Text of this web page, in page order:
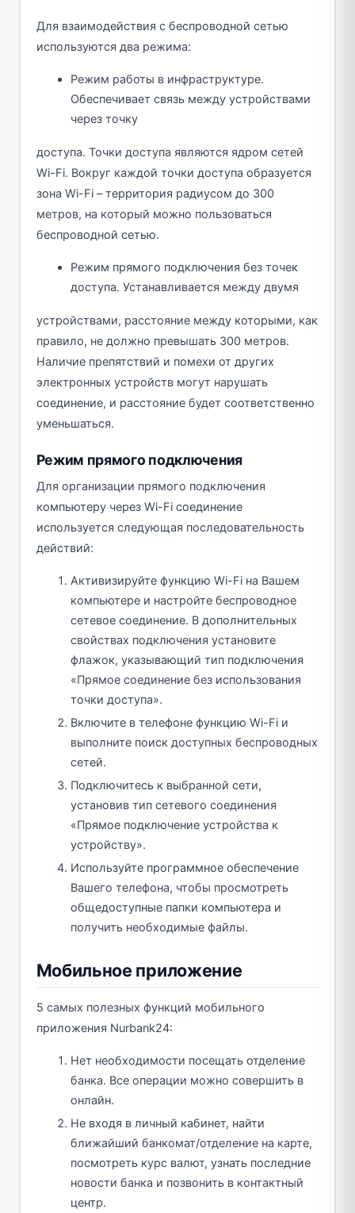
Для взаимодействия с беспроводной сетью
используются два режима:
Режим работы в инфраструктуре.
Обеспечивает связь между устройствами
через точку
доступа. Точки доступа являются ядром сетей
Wi-Fi. Вокруг каждой точки доступа образуется
зона Wi-Fi – территория радиусом до 300
метров, на который можно пользоваться
беспроводной сетью.
Режим прямого подключения без точек
доступа. Устанавливается между двумя
устройствами, расстояние между которыми, как
правило, не должно превышать 300 метров.
Наличие препятствий и помехи от других
электронных устройств могут нарушать
соединение, и расстояние будет соответственно
уменьшаться.
Режим прямого подключения
Для организации прямого подключения
компьютеру через Wi-Fi соединение
используется следующая последовательность
действий:
Активизируйте функцию Wi-Fi на Вашем
компьютере и настройте беспроводное
сетевое соединение. В дополнительных
свойствах подключения установите
флажок, указывающий тип подключения
«Прямое соединение без использования
точки доступа».
Включите в телефоне функцию Wi-Fi и
выполните поиск доступных беспроводных
сетей.
Подключитесь к выбранной сети,
установив тип сетевого соединения
«Прямое подключение устройства к
устройству».
Используйте программное обеспечение
Вашего телефона, чтобы просмотреть
общедоступные папки компьютера и
получить необходимые файлы.
Мобильное приложение
5 самых полезных функций мобильного
приложения Nurbank24:
Нет необходимости посещать отделение
банка. Все операции можно совершить в
онлайн.
Не входя в личный кабинет, найти
ближайший банкомат/отделение на карте,
посмотреть курс валют, узнать последние
новости банка и позвонить в контактный
центр.